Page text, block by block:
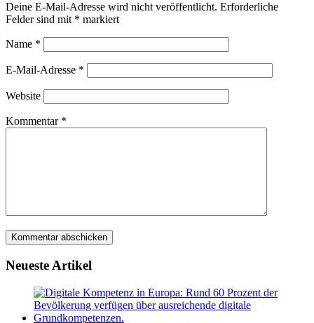
Deine E-Mail-Adresse wird nicht veröffentlicht. Erforderliche
Felder sind mit * markiert
Name *
E-Mail-Adresse *
Website
Kommentar *
Neueste Artikel